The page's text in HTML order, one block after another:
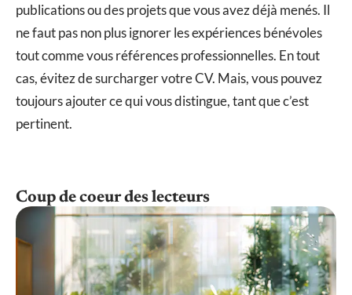
publications ou des projets que vous avez déjà menés. Il
ne faut pas non plus ignorer les expériences bénévoles
tout comme vous références professionnelles. En tout
cas, évitez de surcharger votre CV. Mais, vous pouvez
toujours ajouter ce qui vous distingue, tant que c’est
pertinent.
Coup de coeur des lecteurs